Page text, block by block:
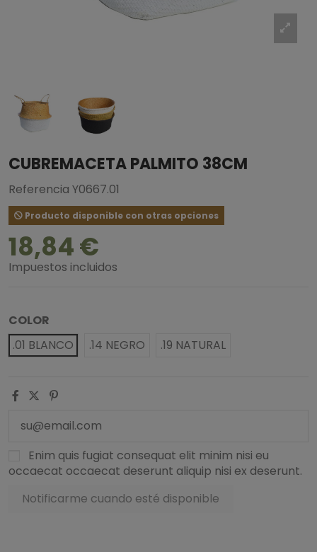
CUBREMACETA PALMITO 38CM
Referencia Y0667.01
Producto disponible con otras opciones
18,84 €
Impuestos incluidos
COLOR
.01 BLANCO
.14 NEGRO .19 NATURAL
Enim quis fugiat consequat elit minim nisi eu
occaecat occaecat deserunt aliquip nisi ex deserunt.